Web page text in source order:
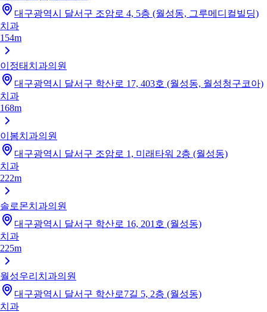
대구광역시 달서구 조암로 4, 5층 (월성동, 그루메디컬빌딩)
치과
154m
이정태치과의원
대구광역시 달서구 학산로 17, 403호 (월성동, 월성청구코아)
치과
168m
이봄치과의원
대구광역시 달서구 조암로 1, 미래타워 2층 (월성동)
치과
222m
솔로몬치과의원
대구광역시 달서구 학산로 16, 201호 (월성동)
치과
225m
월성우리치과의원
대구광역시 달서구 학산로7길 5, 2층 (월성동)
치과